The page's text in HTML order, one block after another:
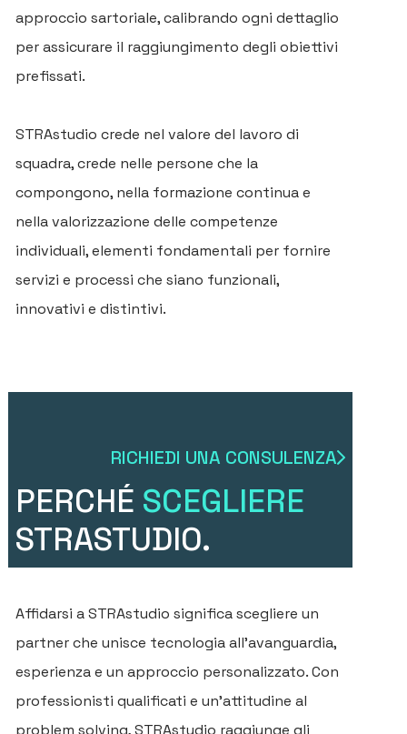
approccio sartoriale, calibrando ogni dettaglio
per assicurare il raggiungimento degli obiettivi
prefissati.
STRAstudio crede nel valore del lavoro di
squadra, crede nelle persone che la
compongono, nella formazione continua e
nella valorizzazione delle competenze
individuali, elementi fondamentali per fornire
servizi e processi che siano funzionali,
innovativi e distintivi.
RICHIEDI UNA CONSULENZA
PERCHÉ SCEGLIERE
STRASTUDIO.
Affidarsi a STRAstudio significa scegliere un
partner che unisce tecnologia all’avanguardia,
esperienza e un approccio personalizzato. Con
professionisti qualificati e un’attitudine al
problem solving, STRAstudio raggiunge gli